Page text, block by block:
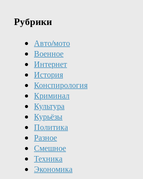
Рубрики
Авто/мото
Военное
Интернет
История
Конспирология
Криминал
Культура
Курьёзы
Политика
Разное
Смешное
Техника
Экономика